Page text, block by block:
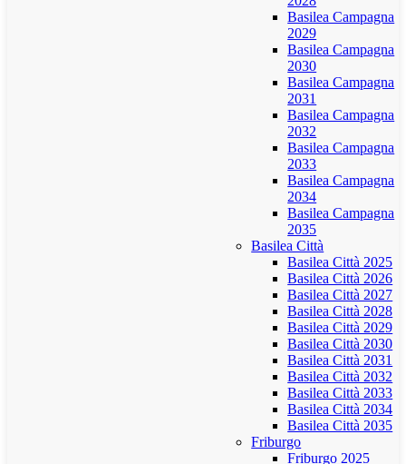
Basilea Campagna
2029
Basilea Campagna
2030
Basilea Campagna
2031
Basilea Campagna
2032
Basilea Campagna
2033
Basilea Campagna
2034
Basilea Campagna
2035
Basilea Città
Basilea Città 2025
Basilea Città 2026
Basilea Città 2027
Basilea Città 2028
Basilea Città 2029
Basilea Città 2030
Basilea Città 2031
Basilea Città 2032
Basilea Città 2033
Basilea Città 2034
Basilea Città 2035
Friburgo
Friburgo 2025